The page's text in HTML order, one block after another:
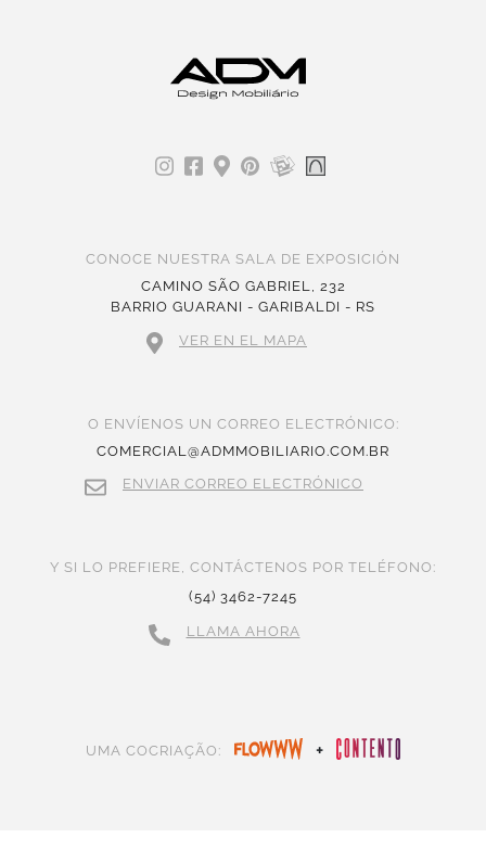
CONOCE NUESTRA SALA DE EXPOSICIÓN
CAMINO SÃO GABRIEL, 232
BARRIO GUARANI - GARIBALDI - RS
VER EN EL MAPA
O ENVÍENOS UN CORREO ELECTRÓNICO:
COMERCIAL@ADMMOBILIARIO.COM.BR
ENVIAR CORREO ELECTRÓNICO
Y SI LO PREFIERE, CONTÁCTENOS POR TELÉFONO:
(54) 3462-7245
LLAMA AHORA
UMA COCRIAÇÃO: +